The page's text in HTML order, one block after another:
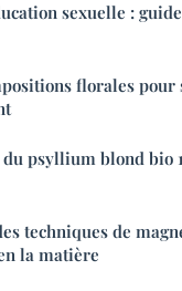
sexuelle :
florales pour
psyllium blond bio
techniques de
la matière